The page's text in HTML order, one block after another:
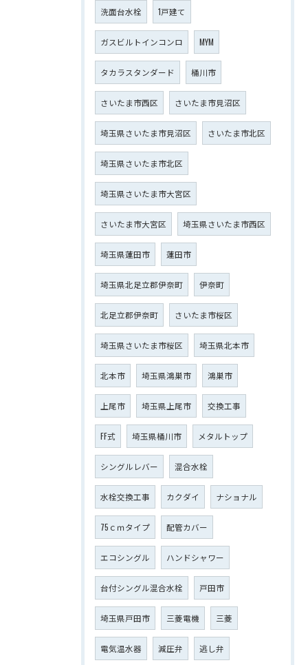
洗面台水栓 1戸建て
ガスビルトインコンロ MYM
タカラスタンダード 桶川市
さいたま市西区 さいたま市見沼区
埼玉県さいたま市見沼区 さいたま市北区
埼玉県さいたま市北区
埼玉県さいたま市大宮区
さいたま市大宮区 埼玉県さいたま市西区
埼玉県蓮田市 蓮田市
埼玉県北足立郡伊奈町 伊奈町
北足立郡伊奈町 さいたま市桜区
埼玉県さいたま市桜区 埼玉県北本市
北本市 埼玉県鴻巣市 鴻巣市
上尾市 埼玉県上尾市 交換工事
FF式 埼玉県桶川市 メタルトップ
シングルレバー 混合水栓
水栓交換工事 カクダイ ナショナル
75ｃｍタイプ 配管カバー
エコシングル ハンドシャワー
台付シングル混合水栓 戸田市
埼玉県戸田市 三菱電機 三菱
電気温水器 減圧弁 逃し弁